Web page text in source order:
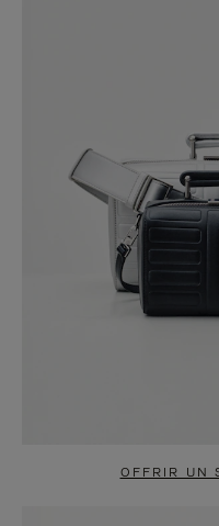
OFFRIR UN